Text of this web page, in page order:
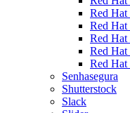
Red
Red
Red Hat
Red
Red
Senhasegura
Shutterstock
Slack